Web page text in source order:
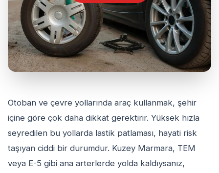
Otoban ve çevre yollarında araç kullanmak, şehir
içine göre çok daha dikkat gerektirir. Yüksek hızla
seyredilen bu yollarda lastik patlaması, hayati risk
taşıyan ciddi bir durumdur. Kuzey Marmara, TEM
veya E-5 gibi ana arterlerde yolda kaldıysanız,